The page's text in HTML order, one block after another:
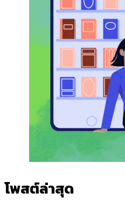
โพสต์ล่าสุด